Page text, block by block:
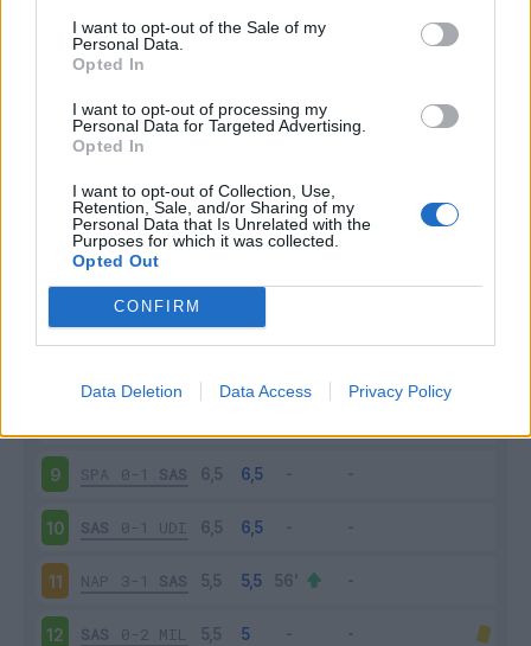
I want to opt-out of the Sale of my
Personal Data.
Opted In
I want to opt-out of processing my
Personal Data for Targeted Advertising.
Opted In
I want to opt-out of Collection, Use,
Retention, Sale, and/or Sharing of my
Personal Data that Is Unrelated with the
Purposes for which it was collected.
Opted Out
CONFIRM
Data Deletion Data Access Privacy Policy
SAS 0-0 GEN
3-0 SAS
ATA 2-1
SAS 1-3 JUV
CAG 0-1
0-1 BOL
9 SPA 0-1 SAS
10 SAS 0-1 UDI
11 NAP 3-1 SAS
12 SAS 0-2 MIL